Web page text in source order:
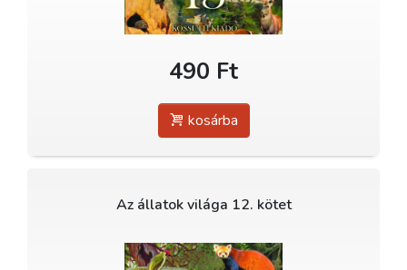
490 Ft
kosárba
Az állatok világa 12. kötet